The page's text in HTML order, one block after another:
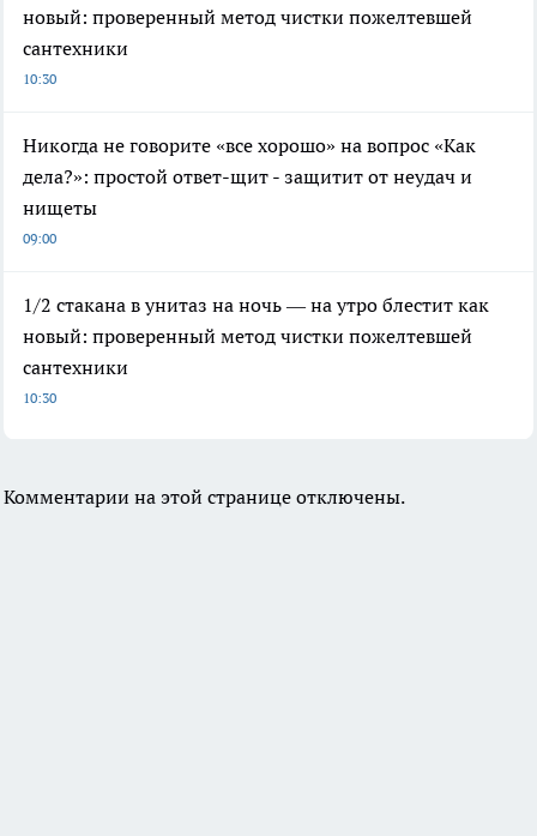
новый: проверенный метод чистки пожелтевшей
сантехники
10:30
Никогда не говорите «все хорошо» на вопрос «Как
дела?»: простой ответ-щит - защитит от неудач и
нищеты
09:00
1/2 стакана в унитаз на ночь — на утро блестит как
новый: проверенный метод чистки пожелтевшей
сантехники
10:30
Комментарии на этой странице отключены.